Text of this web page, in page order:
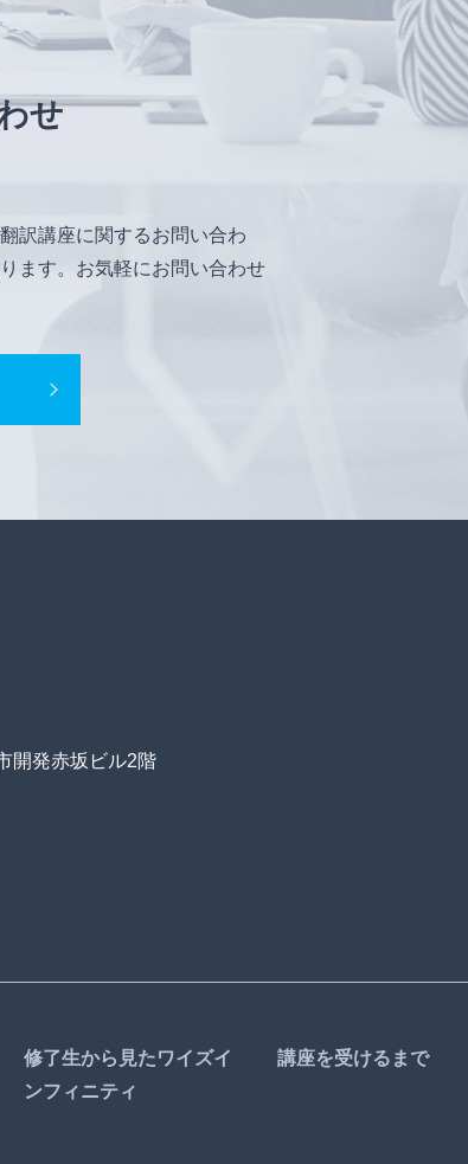
せ
訳講座に関するお問い合わ
ます。お気軽にお問い合わせ
開発赤坂ビル2階
修了生から見たワイズイ
ンフィニティ
講座を受けるまで